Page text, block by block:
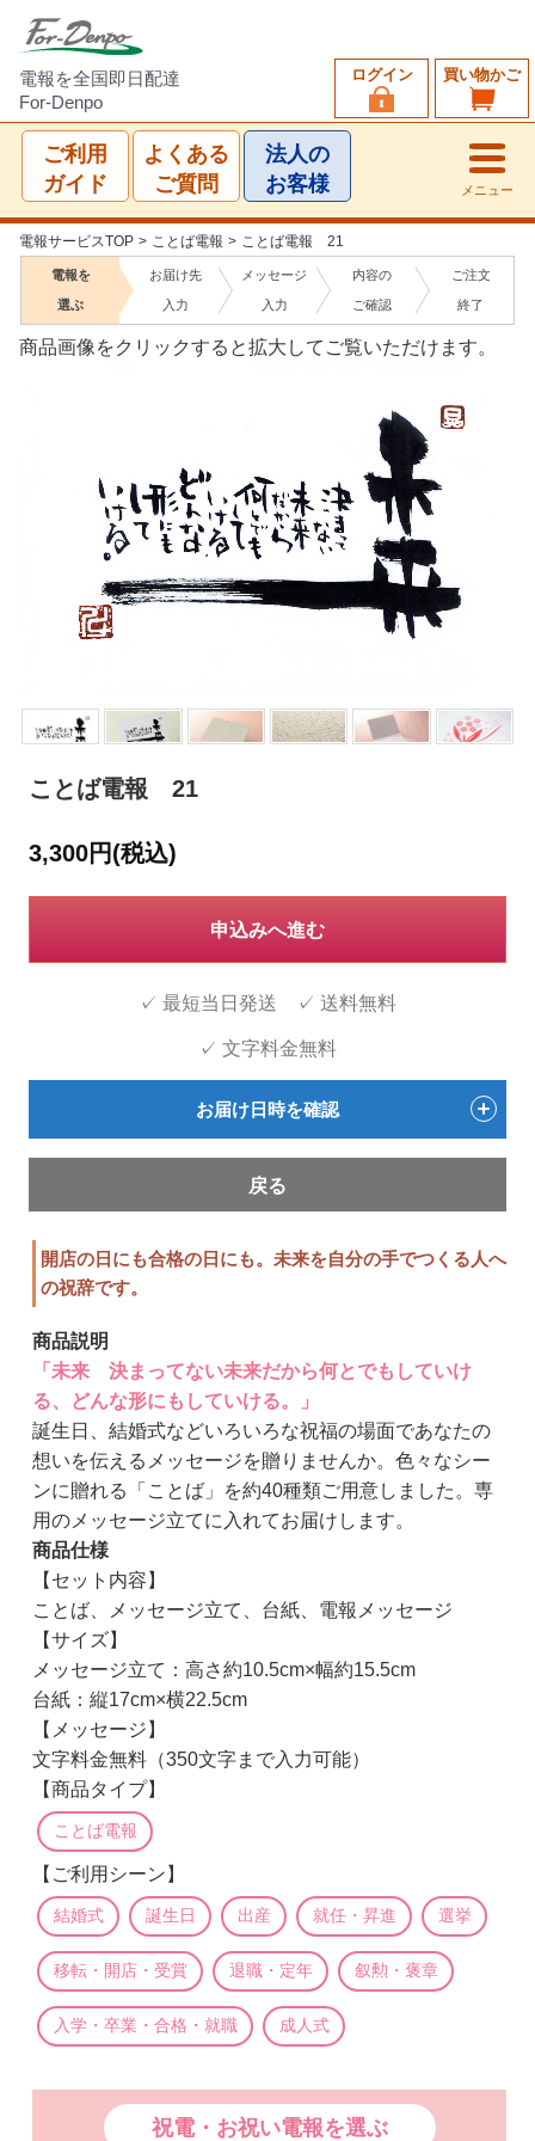
電報を全国即日配達
For-Denpo
買い物かご
ログイン
ご利用
ガイド
よくある
ご質問
法人の
お客様
メニュー
電報サービスTOP > ことば電報 > ことば電報 21
電報を
選ぶ
お届け先
入力
メッセージ
入力
内容の
ご確認
ご注文
終了
商品画像をクリックすると拡大してご覧いただけます。
ことば電報 21
開店の日にも合格の日にも。未来を自分の手でつくる人へ
の祝辞です。
商品説明
「未来 決まってない未来だから何とでもしていけ
る、どんな形にもしていける。」
誕生日、結婚式などいろいろな祝福の場面であなたの
想いを伝えるメッセージを贈りませんか。色々なシー
ンに贈れる「ことば」を約40種類ご用意しました。専
用のメッセージ立てに入れてお届けします。
商品仕様
【セット内容】
ことば、メッセージ立て、台紙、電報メッセージ
【サイズ】
メッセージ立て：高さ約10.5cm×幅約15.5cm
台紙：縦17cm×横22.5cm
【メッセージ】
文字料金無料（350文字まで入力可能）
【商品タイプ】
ことば電報
【ご利用シーン】
結婚式 誕生日 出産 就任・昇進 選挙
移転・開店・受賞 退職・定年 叙勲・褒章
入学・卒業・合格・就職 成人式
祝電・お祝い電報を選ぶ
3,300円(税込)
申込みへ進む
✓ 最短当日発送 ✓ 送料無料
✓ 文字料金無料
お届け日時を確認
戻る